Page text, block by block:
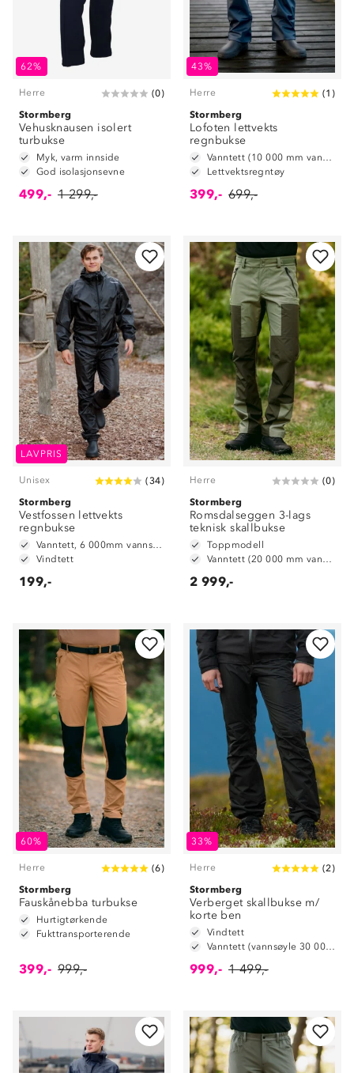
62%
Herre (0)
Stormberg
Vehusknausen isolert
turbukse
Myk, varm innside
God isolasjonsevne
499,- 1 299,-
43%
Herre (1 )
Stormberg
Lofoten lettvekts
regnbukse
Vanntett (10 000 mm vannsøyle)
Lettvektsregntøy
399,- 699,-
LAVPRIS
Unisex (34)
Stormberg
Vestfossen lettvekts
regnbukse
Vanntett, 6 000mm vannsøyle
Vindtett
199,-
Herre (0)
Stormberg
Romsdalseggen 3-lags
teknisk skallbukse
Toppmodell
Vanntett (20 000 mm vannsøyle)
2 999,-
60%
Herre (6)
Stormberg
Fauskånebba turbukse
Hurtigtørkende
Fukttransporterende
399,- 999,-
33%
Herre (2)
Stormberg
Verberget skallbukse m/
korte ben
Vindtett
Vanntett (vannsøyle 30 000 mm)
999,- 1 499,-